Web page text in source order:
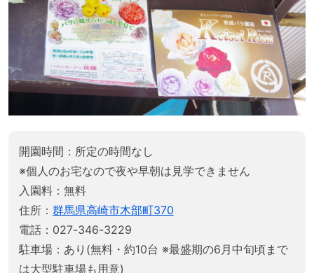
開園時間：所定の時間なし
※個人のお宅なので夜や早朝は見学できません
入園料：無料
住所： 群馬県高崎市木部町370
電話：027-346-3229
駐車場：あり(無料・約10台 ※最盛期の6月中旬頃まで
は大型駐車場も用意)